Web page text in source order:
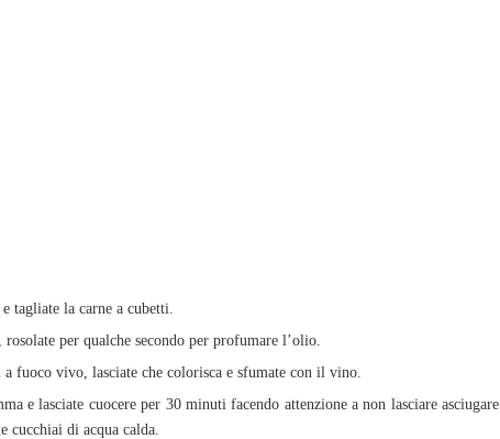
tagliate la carne a cubetti.
per qualche secondo per profumare l’olio.
fuoco vivo, lasciate che colorisca e sfumate con il vino.
e lasciate cuocere per 30 minuti facendo attenzione a non lasciare asciugare
cucchiai di acqua calda.